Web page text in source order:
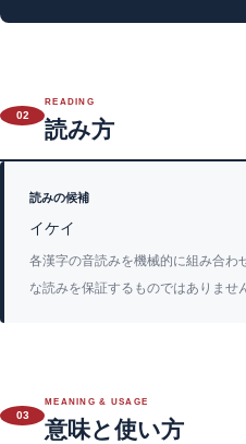
02
READING
読み方
読みの候補
イケイ
各漢字の音読みを機械的に組み合わ
な読みを保証するものではありませ
03
MEANING & USAGE
意味と使い方